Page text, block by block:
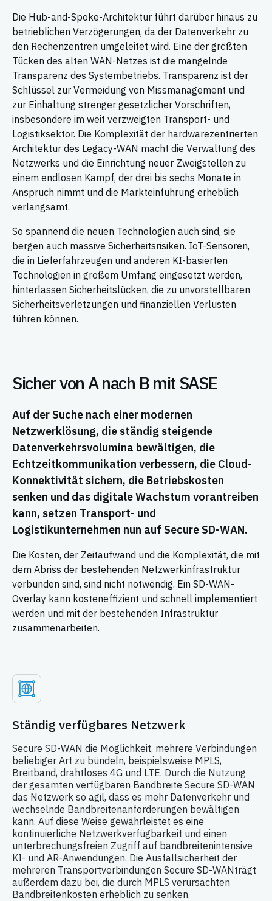
Die Hub-and-Spoke-Architektur führt darüber hinaus zu
betrieblichen Verzögerungen, da der Datenverkehr zu
den Rechenzentren umgeleitet wird. Eine der größten
Tücken des alten WAN-Netzes ist die mangelnde
Transparenz des Systembetriebs. Transparenz ist der
Schlüssel zur Vermeidung von Missmanagement und
zur Einhaltung strenger gesetzlicher Vorschriften,
insbesondere im weit verzweigten Transport- und
Logistiksektor. Die Komplexität der hardwarezentrierten
Architektur des Legacy-WAN macht die Verwaltung des
Netzwerks und die Einrichtung neuer Zweigstellen zu
einem endlosen Kampf, der drei bis sechs Monate in
Anspruch nimmt und die Markteinführung erheblich
verlangsamt.
So spannend die neuen Technologien auch sind, sie
bergen auch massive Sicherheitsrisiken. IoT-Sensoren,
die in Lieferfahrzeugen und anderen KI-basierten
Technologien in großem Umfang eingesetzt werden,
hinterlassen Sicherheitslücken, die zu unvorstellbaren
Sicherheitsverletzungen und finanziellen Verlusten
führen können.
Sicher von A nach B mit SASE
Auf der Suche nach einer modernen
Netzwerklösung, die ständig steigende
Datenverkehrsvolumina bewältigen, die
Echtzeitkommunikation verbessern, die Cloud-
Konnektivität sichern, die Betriebskosten
senken und das digitale Wachstum vorantreiben
kann, setzen Transport- und
Logistikunternehmen nun auf Secure SD-WAN.
Die Kosten, der Zeitaufwand und die Komplexität, die mit
dem Abriss der bestehenden Netzwerkinfrastruktur
verbunden sind, sind nicht notwendig. Ein SD-WAN-
Overlay kann kosteneffizient und schnell implementiert
werden und mit der bestehenden Infrastruktur
zusammenarbeiten.
Ständig verfügbares Netzwerk
Secure SD-WAN die Möglichkeit, mehrere Verbindungen
beliebiger Art zu bündeln, beispielsweise MPLS,
Breitband, drahtloses 4G und LTE. Durch die Nutzung
der gesamten verfügbaren Bandbreite Secure SD-WAN
das Netzwerk so agil, dass es mehr Datenverkehr und
wechselnde Bandbreitenanforderungen bewältigen
kann. Auf diese Weise gewährleistet es eine
kontinuierliche Netzwerkverfügbarkeit und einen
unterbrechungsfreien Zugriff auf bandbreitenintensive
KI- und AR-Anwendungen. Die Ausfallsicherheit der
mehreren Transportverbindungen Secure SD-WANträgt
außerdem dazu bei, die durch MPLS verursachten
Bandbreitenkosten erheblich zu senken.